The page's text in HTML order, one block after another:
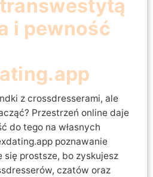
i pewność
z crossdresserami, ale
Przestrzeń online daje
do tego na własnych
poznawanie
prostsze, bo zyskujesz
czatów oraz